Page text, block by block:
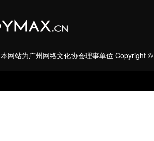
本网站为广州网络文化协会理事单位 Copyright